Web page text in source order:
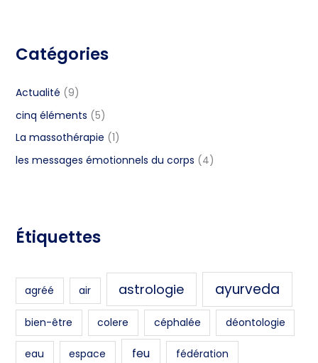
c
f
o
r
Catégories
Actualité (9)
cinq éléments (5)
La massothérapie (1)
les messages émotionnels du corps (4)
Étiquettes
agréé air astrologie ayurveda
bien-être colere céphalée déontologie
eau espace feu fédération